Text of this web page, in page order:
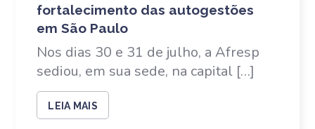
fortalecimento das autogestões
em São Paulo
Nos dias 30 e 31 de julho, a Afresp
sediou, em sua sede, na capital […]
LEIA MAIS